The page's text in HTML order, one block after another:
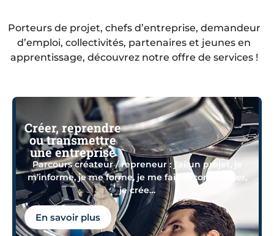
Porteurs de projet, chefs d’entreprise, demandeur
d’emploi, collectivités, partenaires et jeunes en
apprentissage, découvrez notre offre de services !
Créer, reprendre
ou transmettre
une entreprise
Parcours créateur / repreneur : j’ai un projet, je
m’informe, je me forme, je me fais accompagner,
je crée…
En savoir plus